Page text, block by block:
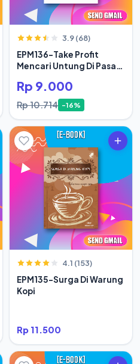
3.9 (68)
EPM136-Take Profit
Mencari Untung Di Pasar
Rp 9.000
Rp 10.714 -16%
4.1 (153)
EPM135-Surga Di Warung
Kopi
Rp 11.500